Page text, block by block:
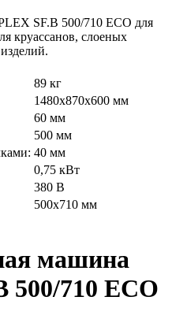
SF.B 500/710 ECO для
круассанов, слоеных
89 кг
1480х870х600 мм
60 мм
500 мм
40 мм
0,75 кВт
380 В
500х710 мм
машина
500/710 ECO